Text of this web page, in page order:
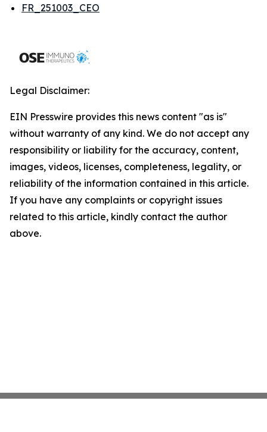
FR_251003_CEO
Legal Disclaimer:
EIN Presswire provides this news content "as is"
without warranty of any kind. We do not accept any
responsibility or liability for the accuracy, content,
images, videos, licenses, completeness, legality, or
reliability of the information contained in this article.
If you have any complaints or copyright issues
related to this article, kindly contact the author
above.